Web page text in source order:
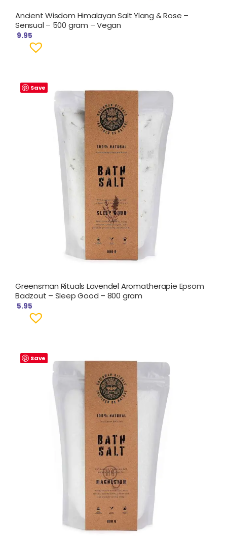
Ancient Wisdom Himalayan Salt Ylang & Rose –
Sensual – 500 gram – Vegan
9.95
Save
Greensman Rituals Lavendel Aromatherapie Epsom
Badzout – Sleep Good – 800 gram
5.95
Save